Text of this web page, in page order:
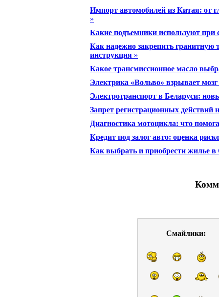
Импорт автомобилей из Китая: от
»
Какие подъемники используют при
Как надежно закрепить гранитную
инструкция »
Какое трансмиссионное масло
Электрика «Вольво» взрывает мозг
Электротранспорт в Беларуси:
Запрет регистрационных действий
Диагностика мотоцикла: что
Кредит под залог авто: оценка
Как выбрать и приобрести жилье
Смайлики: